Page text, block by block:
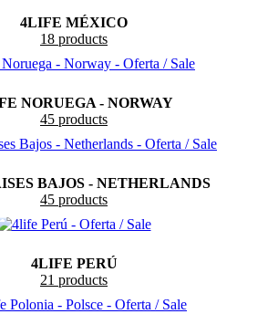
4LIFE MÉXICO
18 products
NORUEGA - NORWAY
45 products
BAJOS - NETHERLANDS
45 products
4LIFE PERÚ
21 products